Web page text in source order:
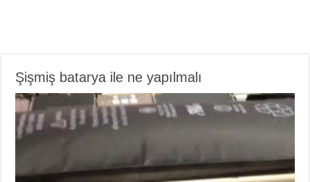
Şişmiş batarya ile ne yapılmalı